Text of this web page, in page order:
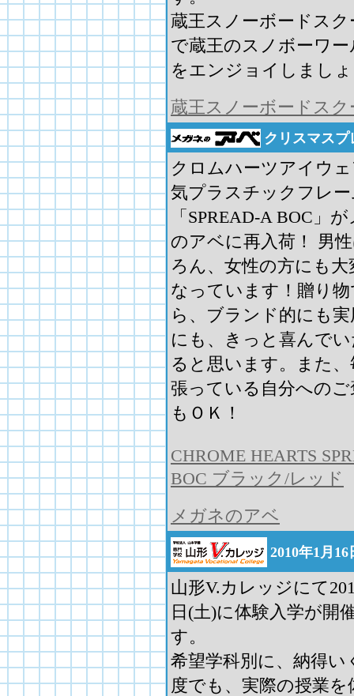
蔵王スノーボードスク
で蔵王のスノボーワー
をエンジョイしまし
蔵王スノーボードスク
クリスマス
クロムハーツアイウ
気プラスチックフレ
「SPREAD-A BOC」
のアベに再入荷！ 男
ろん、女性の方にも大
なっています！贈り
ら、ブランド的にも実
にも、きっと喜んで
ると思います。また、
張っている自分へのご
もＯＫ！
CHROME HEARTS
BOC ブラック/レッド
メガネのアベ
2010年1月
山形V.カレッジにて
日(土)に体験入学が開
す。
希望学科別に、納得い
度でも、実際の授業を